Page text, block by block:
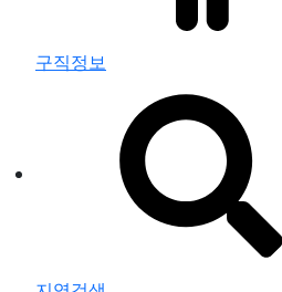
구직정보